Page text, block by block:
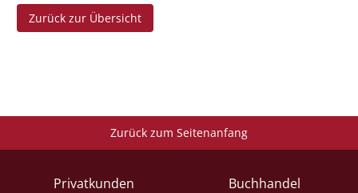
Zurück zur Übersicht
Zurück zum Seitenanfang
Privatkunden Buchhandel